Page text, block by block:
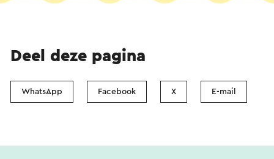
Deel deze pagina
WhatsApp Facebook X E-mail